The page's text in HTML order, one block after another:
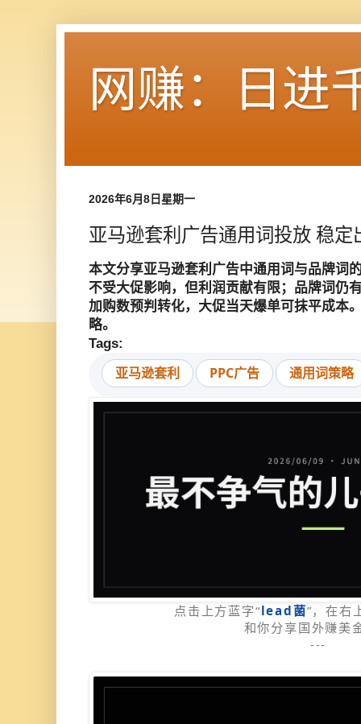
网赚：日进
2026年6月8日星期一
亚马逊套利广告通用词投放 稳定
本文分享亚马逊套利广告中通用词与品牌词
不受大促影响，但利润贡献有限；品牌词仍
加购数预判转化，大促当天爆单可抹平成本
略。
Tags:
亚马逊套利 PPC广告 通用词策略
点击上方蓝字“lead菌”，在右
和你分享国外赚美
---